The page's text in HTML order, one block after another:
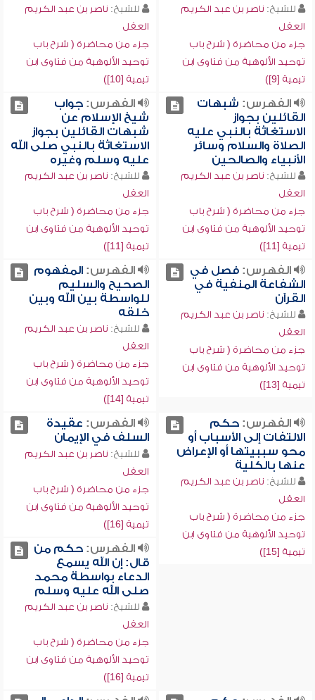
للشيخ: ناصر بن عبد الكريم
العقل
جزء من محاضرة ( شرح باب
توحيد الألوهية من فتاوى ابن
تيمية [9])
للشيخ: ناصر بن عبد الكريم
العقل
جزء من محاضرة ( شرح باب
توحيد الألوهية من فتاوى ابن
تيمية [10])
الفهرس: شبهات
القائلين بجواز
الاستغاثة بالنبي عليه
الصلاة والسلام وسائر
الأنبياء والصالحين
للشيخ: ناصر بن عبد الكريم
العقل
جزء من محاضرة ( شرح باب
توحيد الألوهية من فتاوى ابن
تيمية [11])
الفهرس:جواب
شيخ الإسلام عن
شبهات القائلين بجواز
الاستغاثة بالنبي صلى الله
عليه وسلم وغيره
للشيخ: ناصر بن عبد الكريم
العقل
جزء من محاضرة ( شرح باب
توحيد الألوهية من فتاوى ابن
تيمية [11])
الفهرس:فصل في
الشفاعة المنفية في
القرآن
للشيخ: ناصر بن عبد الكريم
العقل
جزء من محاضرة ( شرح باب
توحيد الألوهية من فتاوى ابن
تيمية [13])
الفهرس:المفهوم
الصحيح والسليم
للواسطة بين الله وبين
خلقه
للشيخ: ناصر بن عبد الكريم
العقل
جزء من محاضرة ( شرح باب
توحيد الألوهية من فتاوى ابن
تيمية [14])
الفهرس:حكم
الالتفات إلى الأسباب أو
محو سببيتها أو الإعراض
عنها بالكلية
للشيخ: ناصر بن عبد الكريم
العقل
جزء من محاضرة ( شرح باب
توحيد الألوهية من فتاوى ابن
تيمية [15])
الفهرس: عقيدة
السلف في الإيمان
للشيخ: ناصر بن عبد الكريم
العقل
جزء من محاضرة ( شرح باب
توحيد الألوهية من فتاوى ابن
تيمية [16])
الفهرس:حكم من
قال: إن الله يسمع
الدعاء بواسطة محمد
صلى الله عليه وسلم
للشيخ: ناصر بن عبد الكريم
العقل
جزء من محاضرة ( شرح باب
توحيد الألوهية من فتاوى ابن
تيمية [16])